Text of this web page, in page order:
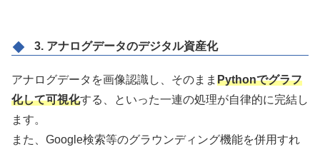
3. アナログデータのデジタル資産化
アナログデータを画像認識し、そのまま Pythonでグラフ
化して可視化する、といった一連の処理が自律的に完結し
ます。
また、Google検索等のグラウンディング機能を併用すれ